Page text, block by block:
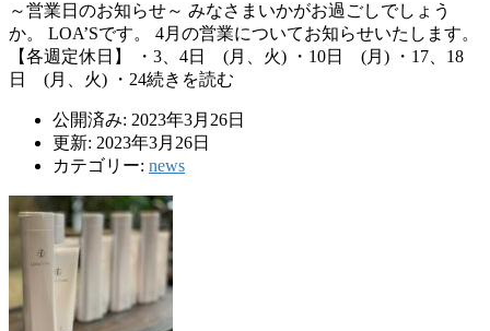
～営業日のお知らせ～ みなさまいかがお過ごしでしょう
か。 LOA’Sです。 4月の営業についてお知らせいたします。
【各週定休日】 ・3、4日 (月、火) ・10日 (月) ・17、18
日 (月、火) ・24続きを読む
公開済み: 2023年3月26日
更新: 2023年3月26日
カテゴリー: news